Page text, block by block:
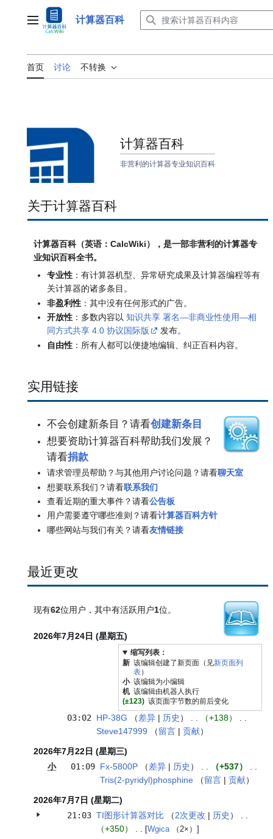
主菜单 计算器百科
首页 讨论 不转换
计算器百科
非营利的计算器专业知识百科
关于计算器百科
计算器百科（英语：CalcWiki），是一部非营利的计算器专
业知识百科全书。
专业性 ：有计算器机型、异常研究成果及计算器编程等有
关计算器的诸多条目。
非盈利性 ：其中没有任何形式的广告。
开放性 ：多数内容以知识共享 署名—非商业性使用—相
同方式共享 4.0 协议国际版
发布。
自由性 ：所有人都可以便捷地编辑、纠正百科内容。
实用链接
不会创建新条目？请看创建新条目
想要资助计算器百科帮助我们发展？
请看捐款
请求管理员帮助？与其他用户讨论问题？请看聊天室
想要联系我们？请看联系我们
查看近期的重大事件？请看公告板
用户需要遵守哪些准则？请看计算器百科方针
哪些网站与我们有关？请看友情链接
最近更改
现有62位用户，其中有活跃用户1位。
缩写列表：
新 该编辑创建了新页面（见新页面列
表）
小 该编辑为小编辑
机 该编辑由机器人执行
(±123) 该页面字节数的前后变化
2026年7月24日 (星期五)
03:02 HP-38G 差异 历史
+138
Steve147999
留言 贡献
2026年7月22日 (星期三)
小01:09 Fx-5800P 差异 历史
+537
Tris(2-pyridyl)phosphine
留言 贡献
2026年7月7日 (星期二)
21:03 TI图形计算器对比 2次更改
历史
+350
[Wgica（2×） ]